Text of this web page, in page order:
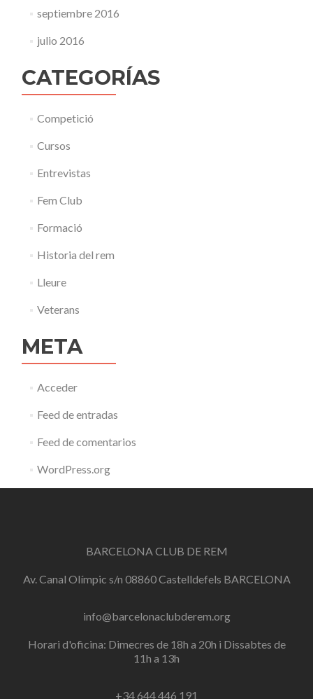
septiembre 2016
julio 2016
CATEGORÍAS
Competició
Cursos
Entrevistas
Fem Club
Formació
Historia del rem
Lleure
Veterans
META
Acceder
Feed de entradas
Feed de comentarios
WordPress.org
BARCELONA CLUB DE REM
Av. Canal Olímpic s/n 08860 Castelldefels BARCELONA
info@barcelonaclubderem.org
Horari d'oficina: Dimecres de 18h a 20h i Dissabtes de
11h a 13h
+34 644 446 191